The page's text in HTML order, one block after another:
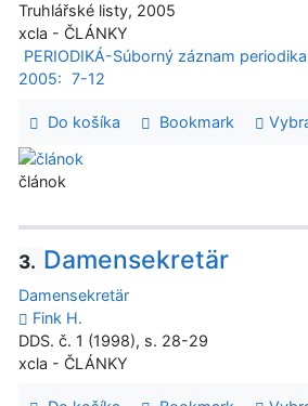
Truhlářské listy, 2005
xcla - ČLÁNKY
PERIODIKÁ-Súborný záznam periodika
2005: 7-12
Do košíka Bookmark
článok
3. Damensekretär
Damensekretär
Fink H.
DDS. č. 1 (1998), s. 28-29
xcla - ČLÁNKY